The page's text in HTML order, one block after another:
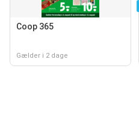
Coop 365
Gælder i 2 dage